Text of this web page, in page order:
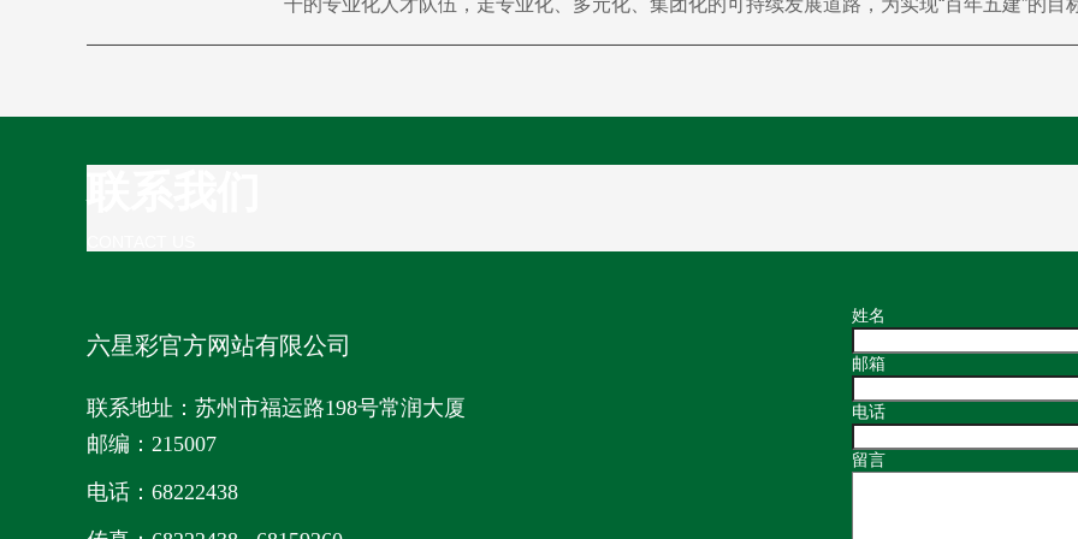
干的专业化人才队伍，走专业化、多元化、集团化的可持续发展道路，为实现“百年五建”的目
六星彩官方网站有限公司
联系地址： 苏州市福运路198号常润大厦
邮编：215007
电话：68222438
姓名
邮箱
电话
留言